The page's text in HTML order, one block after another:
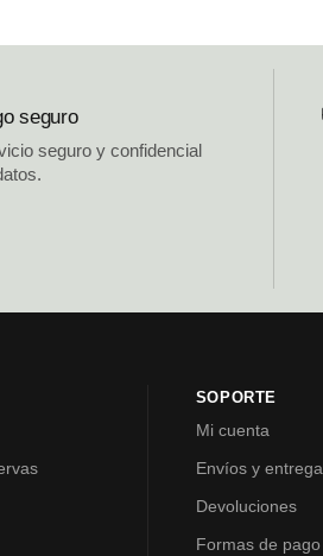
seguro
seguro y confidencial
SOPORTE
Mi cuenta
Envíos y entrega
Devoluciones
Formas de pago